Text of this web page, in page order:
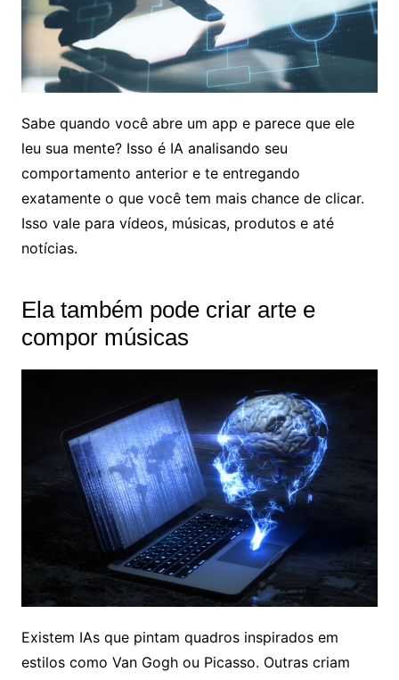
Sabe quando você abre um app e parece que ele
leu sua mente? Isso é IA analisando seu
comportamento anterior e te entregando
exatamente o que você tem mais chance de clicar.
Isso vale para vídeos, músicas, produtos e até
notícias.
Ela também pode criar arte e
compor músicas
Existem IAs que pintam quadros inspirados em
estilos como Van Gogh ou Picasso. Outras criam